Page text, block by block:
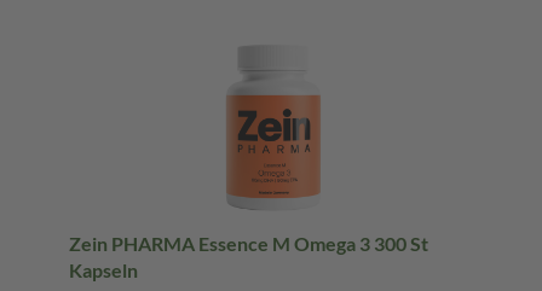
Zein PHARMA Essence M Omega 3 300 St
Kapseln